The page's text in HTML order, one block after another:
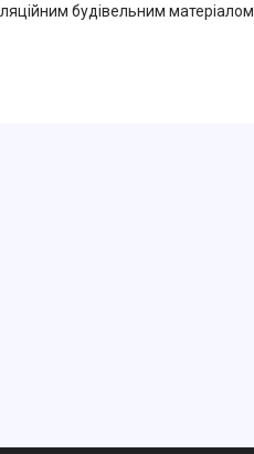
будівельним матеріалом.